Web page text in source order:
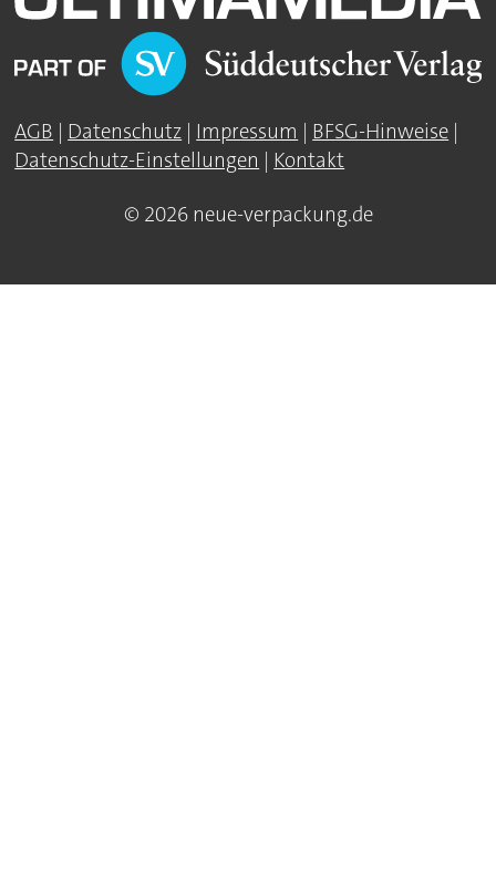
AGB | Datenschutz | Impressum | BFSG-Hinweise |
Datenschutz-Einstellungen | Kontakt
© 2026 neue-verpackung.de